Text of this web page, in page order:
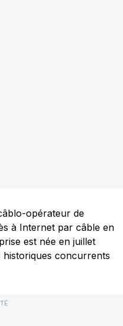
opérateur de
à Internet par câble en
est née en juillet
historiques concurrents